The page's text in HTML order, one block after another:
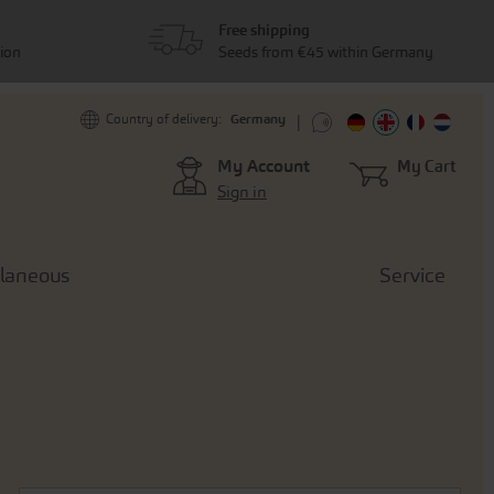
Country of delivery: Germany
My Account
Sign in
My Cart
Service
Free shipping
Seeds from €45 within Germany